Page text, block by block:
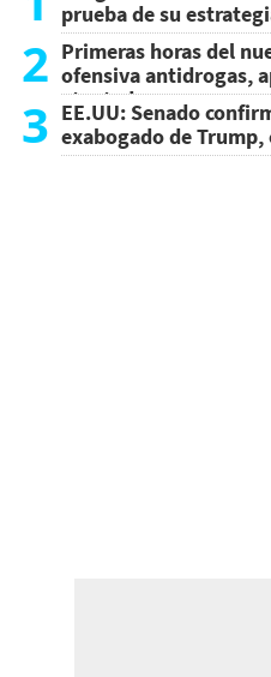
prueba de su
2 Primeras horas del
ofensiva antidrogas,
atentado
3 EE.UU: Senado
exabogado de Trump,